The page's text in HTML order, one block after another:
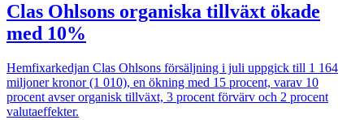
Clas Ohlsons organiska tillväxt ökade
med 10%
Hemfixarkedjan Clas Ohlsons försäljning i juli uppgick till 1 164
miljoner kronor (1 010), en ökning med 15 procent, varav 10
procent avser organisk tillväxt, 3 procent förvärv och 2 procent
valutaeffekter.